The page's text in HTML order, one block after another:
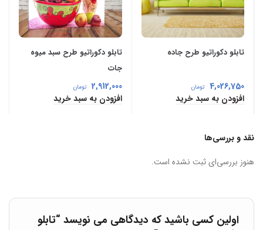
تابلو دکوراتیو طرح جاده
4,026,750 تومان
افزودن به سبد خرید
تابلو دکوراتیو طرح سبد میوه
جات
2,912,000 تومان
افزودن به سبد خرید
نقد و بررسی‌ها
هنوز بررسی‌ای ثبت نشده است.
اولین کسی باشید که دیدگاهی می نویسد “تابلو